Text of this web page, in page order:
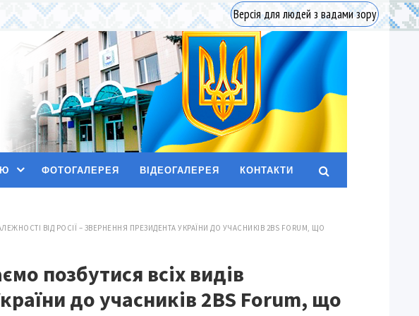
Версія для людей з вадами зору
ФОТОГАЛЕРЕЯ ВІДЕОГАЛЕРЕЯ КОНТАКТИ
ВІД РОСІЇ – ЗВЕРНЕННЯ ПРЕЗИДЕНТА УКРАЇНИ ДО УЧАСНИКІВ 2BS FORUM, ЩО
позбутися всіх видів
до учасників 2BS Forum, що